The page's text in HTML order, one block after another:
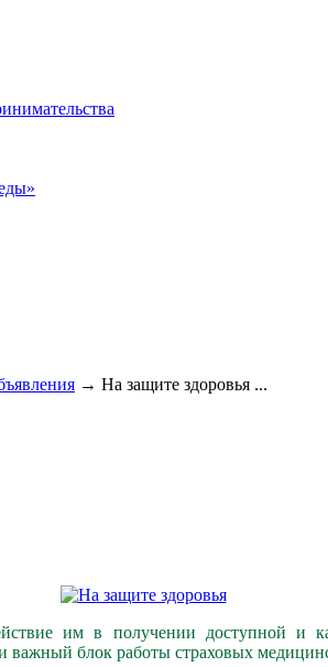
→ На защите здоровья ...
им в получении доступной и
важный блок работы страховых